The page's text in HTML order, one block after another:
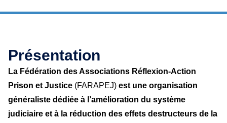
Présentation
La Fédération des Associations Réflexion-Action
Prison et Justice (FARAPEJ) est une organisation
généraliste dédiée à l’amélioration du système
judiciaire et à la réduction des effets destructeurs de la